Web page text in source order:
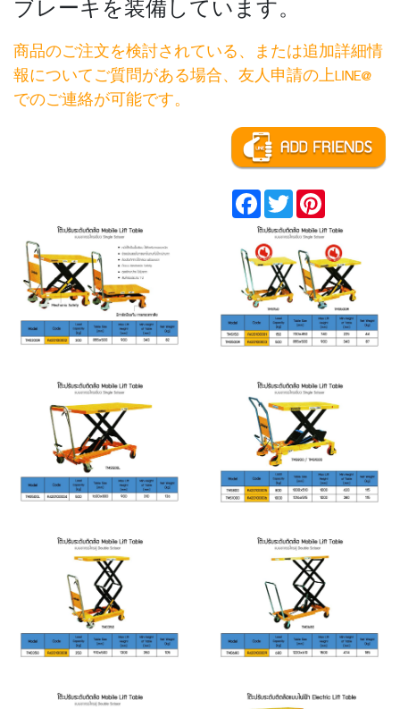
ブレーキを装備しています。
商品のご注文を検討されている、または追加詳細情
報についてご質問がある場合、友人申請の上LINE@
でのご連絡が可能です。
FacebookTwitter